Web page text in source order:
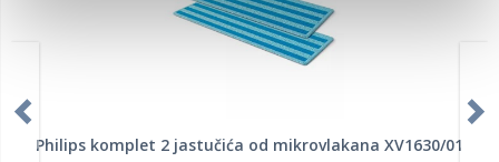
Philips komplet 2 jastučića od mikrovlakana XV1630/01